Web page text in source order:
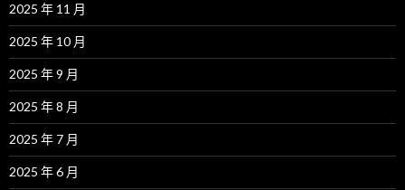
2025 年 11 月
2025 年 10 月
2025 年 9 月
2025 年 8 月
2025 年 7 月
2025 年 6 月